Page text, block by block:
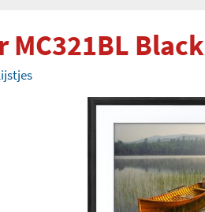
MC321BL Black